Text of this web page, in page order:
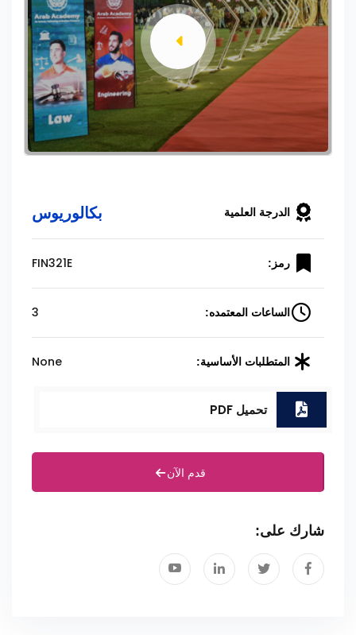
الدرجة العلمية بكالوريوس
رمز: FIN321E
الساعات المعتمده: 3
المتطلبات الأساسية: None
تحميل PDF
قدم الآن
شارك على: